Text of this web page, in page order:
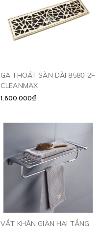
GA THOÁT SÀN DÀI 8580-2F
CLEANMAX
1.800.000₫
VẮT KHĂN GIÀN HAI TẦNG